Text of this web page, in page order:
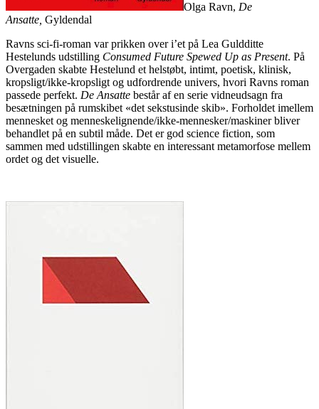
Olga Ravn, De
Ansatte, Gyldendal
Ravns sci-fi-roman var prikken over i’et på Lea Guldditte
Hestelunds udstilling Consumed Future Spewed Up as Present. På
Overgaden skabte Hestelund et helstøbt, intimt, poetisk, klinisk,
kropsligt/ikke-kropsligt og udfordrende univers, hvori Ravns roman
passede perfekt. De Ansatte består af en serie vidneudsagn fra
besætningen på rumskibet «det sekstusinde skib». Forholdet imellem
mennesket og menneskelignende/ikke-mennesker/maskiner bliver
behandlet på en subtil måde. Det er god science fiction, som
sammen med udstillingen skabte en interessant metamorfose mellem
ordet og det visuelle.